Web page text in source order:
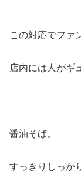
この対応でファ
店内には人がギ
醤油そば。
すっきりしっか